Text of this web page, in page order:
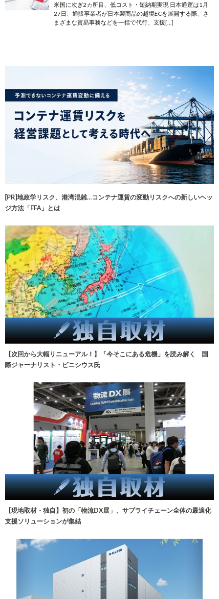
米国に次ぎ2カ所目、低コスト・短納期実現 日本通運は1月
27日、通販事業者が日本製商品の越境ECを展開する際、さ
まざまな貿易事務などを一括で代行、支援[…]
[PR]地政学リスク、港湾混雑…コンテナ運賃の変動リスクへの新しいヘッ
ジ方法「FFA」とは
【次回から大幅リニューアル！】「今そこにある危機」を読み解く 国
際ジャーナリスト・ビニシウス氏
【現地取材・独自】初の「物流DX展」、サプライチェーン全体の最適化
支援ソリューションが集結